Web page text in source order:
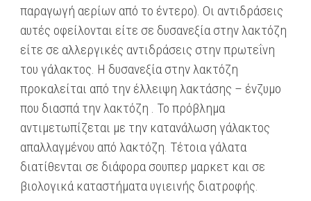
παραγωγή αερίων από το έντερο). Οι αντιδράσεις
αυτές οφείλονται είτε σε δυσανεξία στην λακτόζη
είτε σε αλλεργικές αντιδράσεις στην πρωτεΐνη
του γάλακτος. Η δυσανεξία στην λακτόζη
προκαλείται από την έλλειψη λακτάσης – ένζυμο
που διασπά την λακτόζη . Το πρόβλημα
αντιμετωπίζεται με την κατανάλωση γάλακτος
απαλλαγμένου από λακτόζη. Τέτοια γάλατα
διατίθενται σε διάφορα σουπερ μαρκετ και σε
βιολογικά καταστήματα υγιεινής διατροφής.